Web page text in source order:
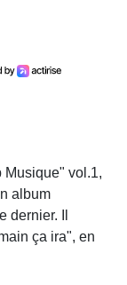
Musique" vol.1,
album
Il
ça ira", en